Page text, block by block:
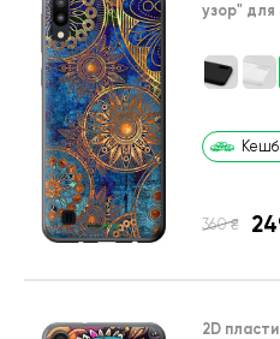
узор" для
360 ₴
2D